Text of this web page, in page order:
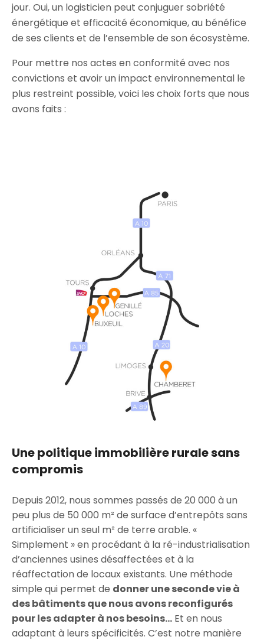
jour. Oui, un logisticien peut conjuguer sobriété
énergétique et efficacité économique, au bénéfice
de ses clients et de l’ensemble de son écosystème.
Pour mettre nos actes en conformité avec nos
convictions et avoir un impact environnemental le
plus restreint possible, voici les choix forts que nous
avons faits :
Une politique immobilière rurale sans
compromis
Depuis 2012, nous sommes passés de 20 000 à un
peu plus de 50 000 m² de surface d’entrepôts sans
artificialiser un seul m² de terre arable. «
Simplement » en procédant à la ré-industrialisation
d’anciennes usines désaffectées et à la
réaffectation de locaux existants. Une méthode
simple qui permet de donner une seconde vie à
des bâtiments que nous avons reconfigurés
pour les adapter à nos besoins… Et en nous
adaptant à leurs spécificités. C’est notre manière